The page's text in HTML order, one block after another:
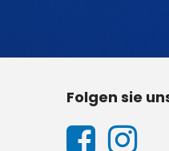
Folgen sie